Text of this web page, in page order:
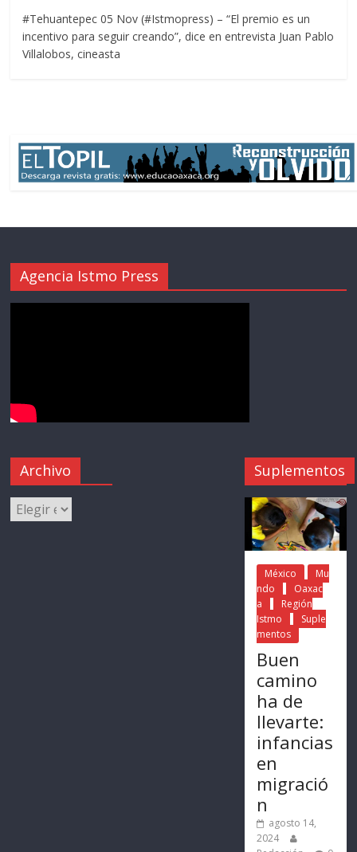
#Tehuantepec 05 Nov (#Istmopress) – “El premio es un
incentivo para seguir creando”, dice en entrevista Juan Pablo
Villalobos, cineasta
Agencia Istmo Press
Archivo Suplementos
México
Mu
ndo
Oaxac
a
Región
Istmo
Suple
mentos
Buen
camino
ha de
llevarte:
infancias
en
migració
n
agosto 14,
2024